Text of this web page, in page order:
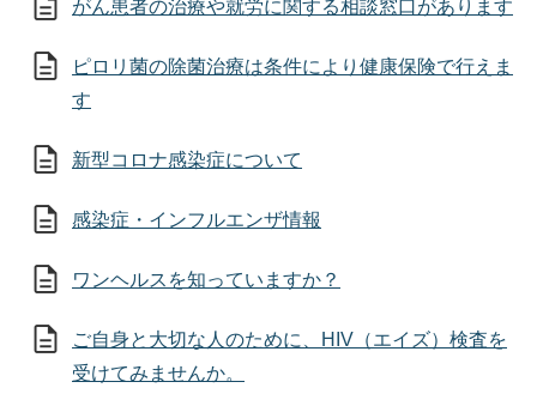
がん患者の治療や就労に関する相談窓口があります
ピロリ菌の除菌治療は条件により健康保険で行えま
す
新型コロナ感染症について
感染症・インフルエンザ情報
ワンヘルスを知っていますか？
ご自身と大切な人のために、HIV（エイズ）検査を
受けてみませんか。